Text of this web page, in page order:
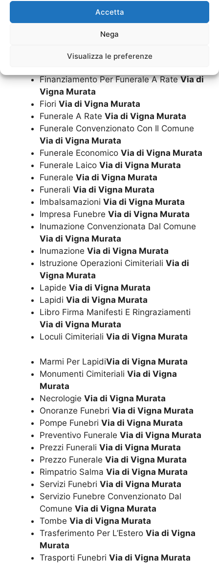
Accetta
Nega
Visualizza le preferenze
Via di Vigna Murata
ComuneVia di Vigna Murata
Finanziamento Per Funerale A RateVia di
Vigna Murata
Fiori Via di Vigna Murata
Funerale A Rate Via di Vigna Murata
Funerale Convenzionato Con Il Comune
Via di Vigna Murata
Funerale Economico Via di Vigna Murata
Funerale Laico Via di Vigna Murata
Funerale Via di Vigna Murata
Funerali Via di Vigna Murata
Imbalsamazioni Via di Vigna Murata
Impresa Funebre Via di Vigna Murata
Inumazione Convenzionata Dal Comune
Via di Vigna Murata
Inumazione Via di Vigna Murata
Istruzione Operazioni Cimiteriali Via di
Vigna Murata
Lapide Via di Vigna Murata
Lapidi Via di Vigna Murata
Libro Firma Manifesti E Ringraziamenti
Via di Vigna Murata
Loculi Cimiteriali Via di Vigna Murata
Marmi Per LapidiVia di Vigna Murata
Monumenti Cimiteriali Via di Vigna
Murata
Necrologie Via di Vigna Murata
Onoranze Funebri Via di Vigna Murata
Pompe Funebri Via di Vigna Murata
Preventivo Funerale Via di Vigna Murata
Prezzi Funerali Via di Vigna Murata
Prezzo Funerale Via di Vigna Murata
Rimpatrio Salma Via di Vigna Murata
Servizi Funebri Via di Vigna Murata
Servizio Funebre Convenzionato Dal
Comune Via di Vigna Murata
Tombe Via di Vigna Murata
Trasferimento Per L’Estero Via di Vigna
Murata
Trasporti Funebri Via di Vigna Murata